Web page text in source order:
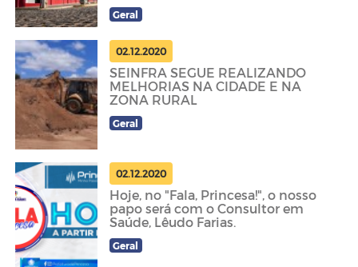
Geral
02.12.2020
SEINFRA SEGUE REALIZANDO
MELHORIAS NA CIDADE E NA
ZONA RURAL
Geral
02.12.2020
Hoje, no "Fala, Princesa!", o nosso
papo será com o Consultor em
Saúde, Lêudo Farias.
Geral